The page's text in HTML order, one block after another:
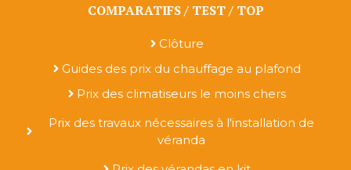
COMPARATIFS / TEST / TOP
Clôture
Guides des prix du chauffage au plafond
Prix des climatiseurs le moins chers
Prix des travaux nécessaires à l'installation de
véranda